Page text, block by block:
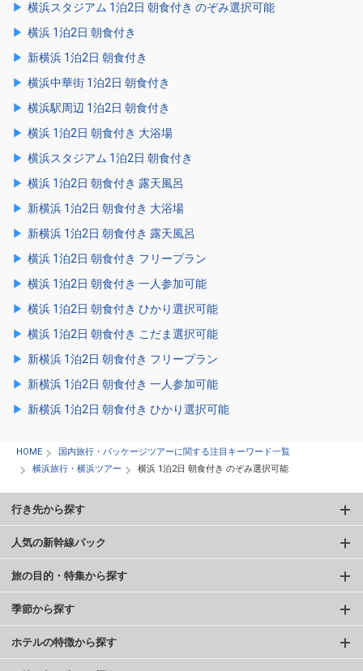
横浜スタジアム 1泊2日 朝食付き のぞみ選択可能
横浜 1泊2日 朝食付き
新横浜 1泊2日 朝食付き
横浜中華街 1泊2日 朝食付き
横浜駅周辺 1泊2日 朝食付き
横浜 1泊2日 朝食付き 大浴場
横浜スタジアム 1泊2日 朝食付き
横浜 1泊2日 朝食付き 露天風呂
新横浜 1泊2日 朝食付き 大浴場
新横浜 1泊2日 朝食付き 露天風呂
横浜 1泊2日 朝食付き フリープラン
横浜 1泊2日 朝食付き 一人参加可能
横浜 1泊2日 朝食付き ひかり選択可能
横浜 1泊2日 朝食付き こだま選択可能
新横浜 1泊2日 朝食付き フリープラン
新横浜 1泊2日 朝食付き 一人参加可能
新横浜 1泊2日 朝食付き ひかり選択可能
HOME
国内旅行・パッケージツアーに関する注目キーワード一覧
横浜旅行・横浜ツアー
横浜 1泊2日 朝食付き のぞみ選択可能
行き先から探す
人気の新幹線パック
旅の目的・特集から探す
季節から探す
ホテルの特徴から探す